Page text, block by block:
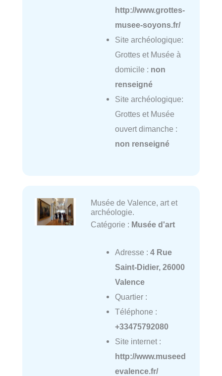
http://www.grottes-
musee-soyons.fr/
Site archéologique:
Grottes et Musée à
domicile : non
renseigné
Site archéologique:
Grottes et Musée
ouvert dimanche :
non renseigné
Musée de Valence, art et
archéologie.
Catégorie : Musée d'art
Adresse : 4 Rue
Saint-Didier, 26000
Valence
Quartier :
Téléphone :
+33475792080
Site internet :
http://www.museed
evalence.fr/